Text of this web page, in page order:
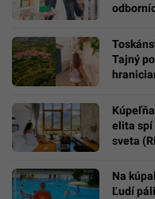
Tajný
elita spí
sveta
Na
Ľudí